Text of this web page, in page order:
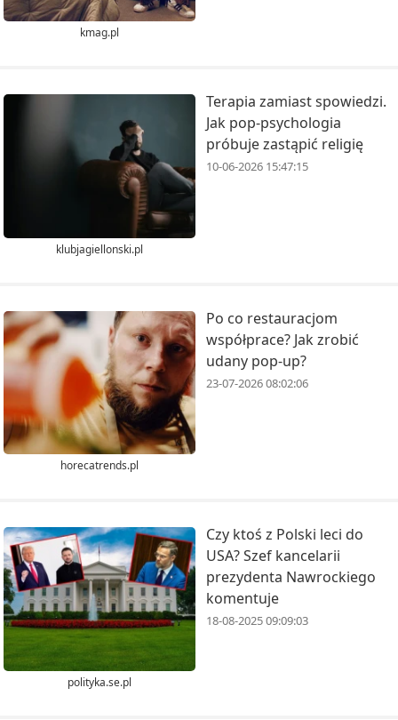
kmag.pl
klubjagiellonski.pl
Terapia zamiast spowiedzi.
Jak pop-psychologia
próbuje zastąpić religię
10-06-2026 15:47:15
horecatrends.pl
Po co restauracjom
współprace? Jak zrobić
udany pop-up?
23-07-2026 08:02:06
polityka.se.pl
Czy ktoś z Polski leci do
USA? Szef kancelarii
prezydenta Nawrockiego
komentuje
18-08-2025 09:09:03